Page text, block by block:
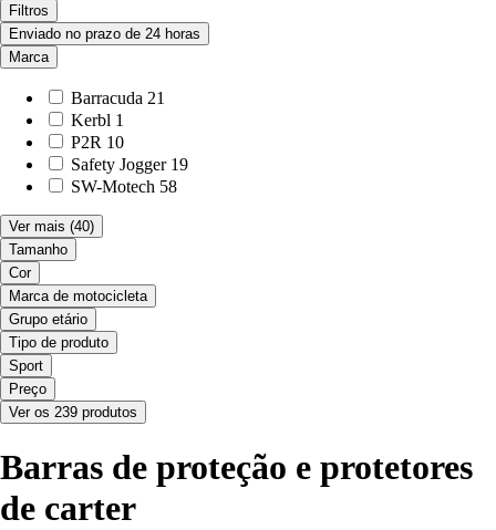
Filtros
Enviado no prazo de 24 horas
Marca
Barracuda 21
Kerbl 1
P2R 10
Safety Jogger 19
SW-Motech 58
Ver mais (40)
Tamanho
Cor
Marca de motocicleta
Grupo etário
Tipo de produto
Sport
Preço
Ver os 239 produtos
Barras de proteção e protetores
de carter